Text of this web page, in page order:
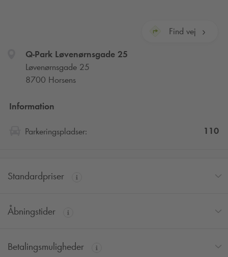
Find vej
Q-ParkLøvenørnsgade 25
Løvenørnsgade 25
8700 Horsens
Information
Parkeringspladser: 110
Standardpriser
Åbningstider
Betalingsmuligheder